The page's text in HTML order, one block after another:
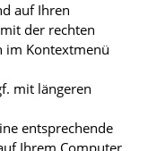
auf Ihren
der rechten
im Kontextmenü
mit längeren
entsprechende